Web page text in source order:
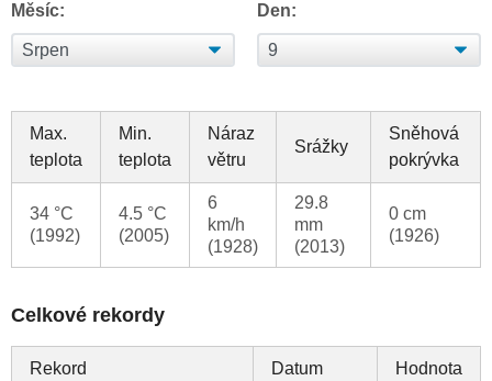
Měsíc: Den:
Max.
teplota
Min.
teplota
Náraz
větru
Srážky
Sněhová
pokrývka
34 °C
(1992)
4.5 °C
(2005)
6
km/h
(1928)
29.8
mm
(2013)
0 cm
(1926)
Celkové rekordy
Rekord Datum Hodnota